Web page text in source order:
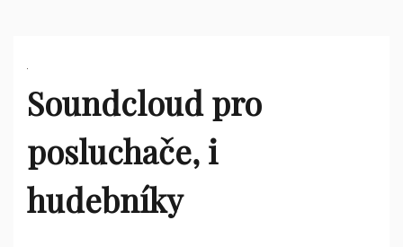
Soundcloud pro
posluchače, i
hudebníky